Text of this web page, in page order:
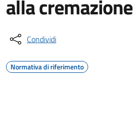
alla cremazione
Condividi
Normativa di riferimento